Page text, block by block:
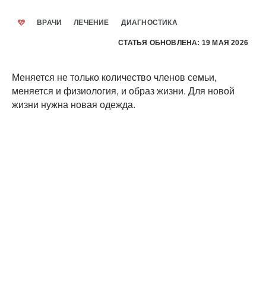
ВРАЧИ ЛЕЧЕНИЕ ДИАГНОСТИКА
СТАТЬЯ ОБНОВЛЕНА: 19 МАЯ 2026
Меняется не только количество членов семьи,
меняется и физиология, и образ жизни. Для новой
жизни нужна новая одежда.